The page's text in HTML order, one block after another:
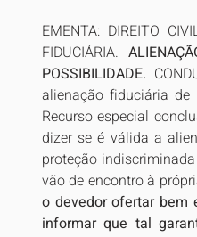
EMENTA: DIREITO
FIDUCIÁRIA.
POSSIBILIDADE.
alienação fiduciária
Recurso especial
dizer se é válida a
proteção
vão de encontro à
o devedor ofertar bem
informar que tal